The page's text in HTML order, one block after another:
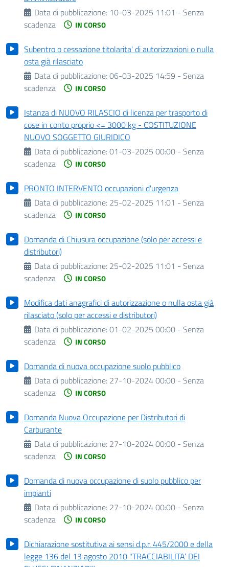
Data di pubblicazione: 10-03-2025 11:01 - Senza
scadenza
IN CORSO
Subentro o cessazione titolarita' di autorizzazioni o nulla
osta già rilasciato
Data di pubblicazione:06-03-2025 14:59 - Senza
scadenza
IN CORSO
Istanza di NUOVO RILASCIO di licenza per trasporto di
cose in conto proprio <= 3000 kg - COSTITUZIONE
NUOVO SOGGETTO GIURIDICO
Data di pubblicazione:01-03-2025 00:00 - Senza
scadenza
IN CORSO
PRONTO INTERVENTO occupazioni d'urgenza
Data di pubblicazione: 25-02-2025 11:01 - Senza
scadenza
IN CORSO
Domanda di Chiusura occupazione (solo per accessi e
distributori)
Data di pubblicazione: 25-02-2025 11:01 - Senza
scadenza
IN CORSO
Modifica dati anagrafici di autorizzazione o nulla osta già
rilasciato (solo per accessi e distributori)
Data di pubblicazione:01-02-2025 00:00 - Senza
scadenza
IN CORSO
Domanda di nuova occupazione suolo pubblico
Data di pubblicazione: 27-10-2024 00:00 - Senza
scadenza
IN CORSO
Domanda Nuova Occupazione per Distributori di
Carburante
Data di pubblicazione: 27-10-2024 00:00 - Senza
scadenza
IN CORSO
Domanda di nuova occupazione di suolo pubblico per
impianti
Data di pubblicazione: 27-10-2024 00:00 - Senza
scadenza
IN CORSO
Dichiarazione sostitutiva ai sensi d.p.r. 445/2000 e della
legge 136 del 13 agosto 2010 "TRACCIABILITA’ DEI